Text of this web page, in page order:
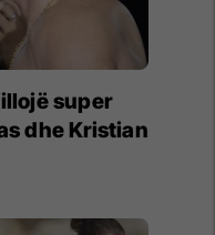
super
dhe Kristian